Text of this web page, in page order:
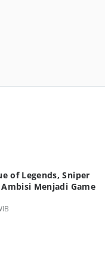
of Legends, Sniper
Menjadi Game